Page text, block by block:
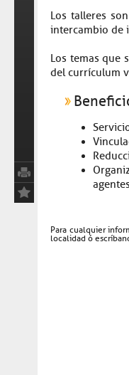
Los talleres
intercambio de
Los temas que
del currículum
Para cualquier
localidad ó